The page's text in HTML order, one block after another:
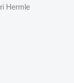
Hermle